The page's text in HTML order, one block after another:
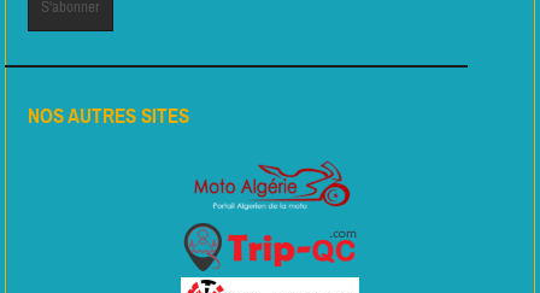
NOS AUTRES SITES